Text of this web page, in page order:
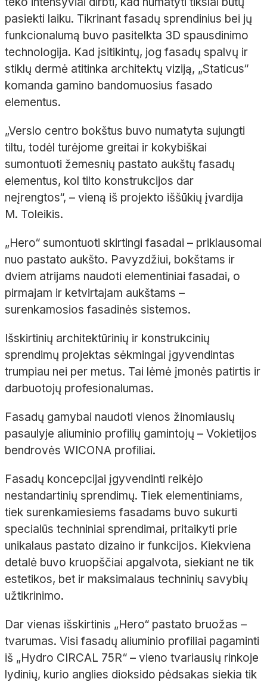
pasiekti laiku. Tikrinant fasadų sprendinius bei jų
funkcionalumą buvo pasitelkta 3D spausdinimo
technologija. Kad įsitikintų, jog fasadų spalvų ir
stiklų dermė atitinka architektų viziją, „Staticus“
komanda gamino bandomuosius fasado
elementus.
„Verslo centro bokštus buvo numatyta sujungti
tiltu, todėl turėjome greitai ir kokybiškai
sumontuoti žemesnių pastato aukštų fasadų
elementus, kol tilto konstrukcijos dar
neįrengtos“, – vieną iš projekto iššūkių įvardija
M. Toleikis.
„Hero“ sumontuoti skirtingi fasadai – priklausomai
nuo pastato aukšto. Pavyzdžiui, bokštams ir
dviem atrijams naudoti elementiniai fasadai, o
pirmajam ir ketvirtajam aukštams –
surenkamosios fasadinės sistemos.
Išskirtinių architektūrinių ir konstrukcinių
sprendimų projektas sėkmingai įgyvendintas
trumpiau nei per metus. Tai lėmė įmonės patirtis ir
darbuotojų profesionalumas.
Fasadų gamybai naudoti vienos žinomiausių
pasaulyje aliuminio profilių gamintojų – Vokietijos
bendrovės WICONA profiliai.
Fasadų koncepcijai įgyvendinti reikėjo
nestandartinių sprendimų. Tiek elementiniams,
tiek surenkamiesiems fasadams buvo sukurti
specialūs techniniai sprendimai, pritaikyti prie
unikalaus pastato dizaino ir funkcijos. Kiekviena
detalė buvo kruopščiai apgalvota, siekiant ne tik
estetikos, bet ir maksimalaus techninių savybių
užtikrinimo.
Dar vienas išskirtinis „Hero“ pastato bruožas –
tvarumas. Visi fasadų aliuminio profiliai pagaminti
iš „Hydro CIRCAL 75R“ – vieno tvariausių rinkoje
lydinių, kurio anglies dioksido pėdsakas siekia tik